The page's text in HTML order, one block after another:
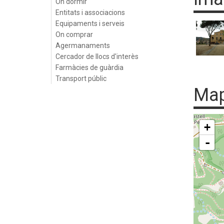
Entitats i associacions
Equipaments i serveis
On comprar
Agermanaments
Cercador de llocs d'interès
Farmàcies de guàrdia
Transport públic
+
-